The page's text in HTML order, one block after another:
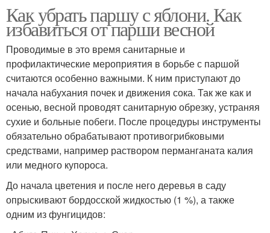
Как убрать паршу с яблони. Как
избавиться от парши весной
Проводимые в это время санитарные и
профилактические мероприятия в борьбе с паршой
считаются особенно важными. К ним приступают до
начала набухания почек и движения сока. Так же как и
осенью, весной проводят санитарную обрезку, устраняя
сухие и больные побеги. После процедуры инструменты
обязательно обрабатывают противогрибковыми
средствами, например раствором перманганата калия
или медного купороса.
До начала цветения и после него деревья в саду
опрыскивают бордосской жидкостью (1 %), а также
одним из фунгицидов: